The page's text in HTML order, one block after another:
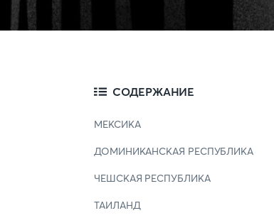
СОДЕРЖАНИЕ
МЕКСИКА
ДОМИНИКАНСКАЯ РЕСПУБЛИКА
ЧЕШСКАЯ РЕСПУБЛИКА
ТАИЛАНД